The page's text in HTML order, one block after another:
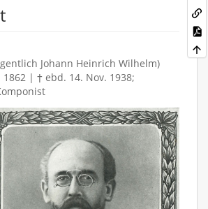
Johann Heinrich Wilhelm)
| † ebd. 14. Nov. 1938;